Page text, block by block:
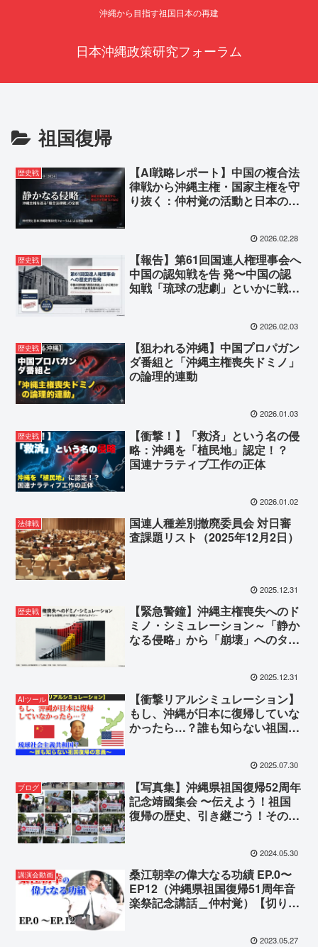
沖縄から目指す祖国日本の再建
日本沖縄政策研究フォーラム
祖国復帰
歴史戦
【AI戦略レポート】中国の複合法
律戦から沖縄主権・国家主権を守
り抜く：仲村覚の活動と日本の国
2026.02.28
歴史戦
【報告】第61回国連人権理事会へ
中国の認知戦を告 発〜中国の認
知戦「琉球の悲劇」といかに戦う
2026.02.03
歴史戦
【狙われる沖縄】中国プロパガン
ダ番組と「沖縄主権喪失ドミノ」
の論理的連動
2026.01.03
歴史戦
【衝撃！】「救済」という名の侵
略：沖縄を「植民地」認定！？
国連ナラティブ工作の正体
2026.01.02
法律戦
国連人種差別撤廃委員会 対日審
査課題リスト（2025年12月2日）
2025.12.31
歴史戦
【緊急警鐘】沖縄主権喪失へのド
ミノ・シミュレーション～「静か
なる侵略」から「崩壊」へのタイ
2025.12.31
AIツール
【衝撃リアルシミュレーション】
もし、沖縄が日本に復帰していな
かったら…？誰も知らない祖国復
2025.07.30
ブログ
【写真集】沖縄県祖国復帰52周年
記念靖國集会 〜伝えよう！祖国
復帰の歴史、引き継ごう！その
2024.05.30
講演会動画
桑江朝幸の偉大なる功績 EP.0〜
EP12（沖縄県祖国復帰51周年音
楽祭記念講話＿仲村覚）【切り抜
2023.05.27